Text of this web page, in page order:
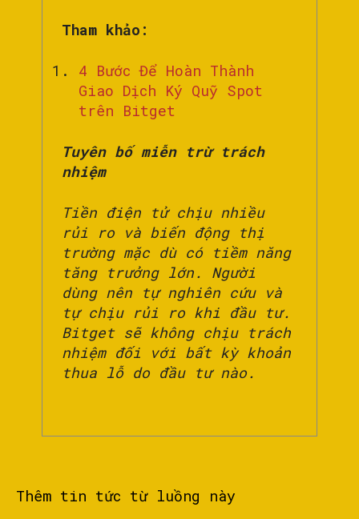
Tham khảo:
4 Bước Để Hoàn Thành
Giao Dịch Ký Quỹ Spot
trên Bitget
Tuyên bố miễn trừ trách
nhiệm
Tiền điện tử chịu nhiều
rủi ro và biến động thị
trường mặc dù có tiềm năng
tăng trưởng lớn. Người
dùng nên tự nghiên cứu và
tự chịu rủi ro khi đầu tư.
Bitget sẽ không chịu trách
nhiệm đối với bất kỳ khoản
thua lỗ do đầu tư nào.
Thêm tin tức từ luồng này